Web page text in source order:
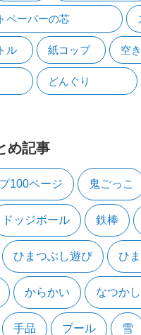
ペーパーの芯
ル 紙コップ 空
どんぐり
め記事
100ページ 鬼ごっこ
ドッジボール 鉄棒
ひまつぶし遊び ひ
からかい なつか
手品 プール 雪